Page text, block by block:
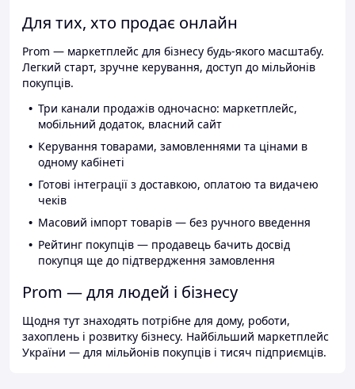
Для тих, хто продає онлайн
Prom — маркетплейс для бізнесу будь-якого масштабу.
Легкий старт, зручне керування, доступ до мільйонів
покупців.
Три канали продажів одночасно: маркетплейс,
мобільний додаток, власний сайт
Керування товарами, замовленнями та цінами в
одному кабінеті
Готові інтеграції з доставкою, оплатою та видачею
чеків
Масовий імпорт товарів — без ручного введення
Рейтинг покупців — продавець бачить досвід
покупця ще до підтвердження замовлення
Prom — для людей і бізнесу
Щодня тут знаходять потрібне для дому, роботи,
захоплень і розвитку бізнесу. Найбільший маркетплейс
України — для мільйонів покупців і тисяч підприємців.